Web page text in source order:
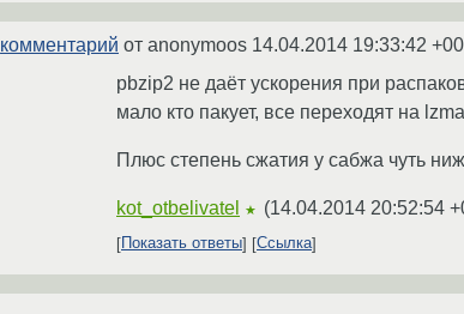
комментарий от anonymoos 14.04.2014 19:33:42
pbzip2 не даёт ускорения при
мало кто пакует, все переходят на
Плюс степень сжатия у сабжа чуть
kot_otbelivatel ★ (14.04.2014 20:52:54
Показать ответы Ссылка